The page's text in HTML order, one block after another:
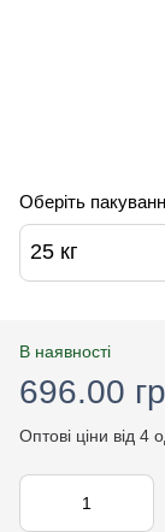
Оберіть
25 кг
В наявності
696.00
Оптові ціни від 4